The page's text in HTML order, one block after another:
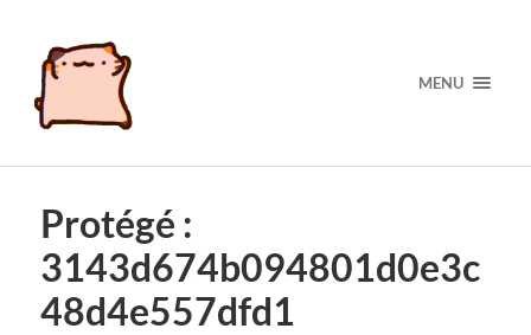
MENU
Protégé :
3143d674b094801d0e3c
48d4e557dfd1